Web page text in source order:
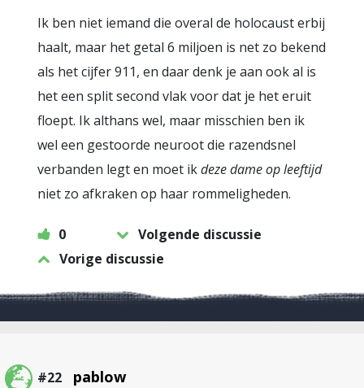
Ik ben niet iemand die overal de holocaust erbij
haalt, maar het getal 6 miljoen is net zo bekend
als het cijfer 911, en daar denk je aan ook al is
het een split second vlak voor dat je het eruit
floept. Ik althans wel, maar misschien ben ik
wel een gestoorde neuroot die razendsnel
verbanden legt en moet ikdeze dame op leeftijd
niet zo afkraken op haar rommeligheden.
0
Volgende discussie
Vorige discussie
#22 pablow